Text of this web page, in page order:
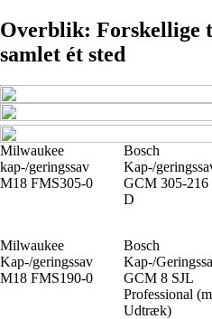
Overblik: Forskellige
samlet ét sted
Milwaukee
kap-/geringssav
M18 FMS305-0
Bosch
Kap-/
GCM 305-216
D
Milwaukee
Kap-/geringssav
M18 FMS190-0
Bosch
Kap-/
GCM 8 SJL
Professional
Udtræk)